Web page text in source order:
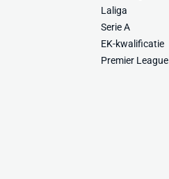
Laliga
Serie A
EK-kwalificatie
Premier League